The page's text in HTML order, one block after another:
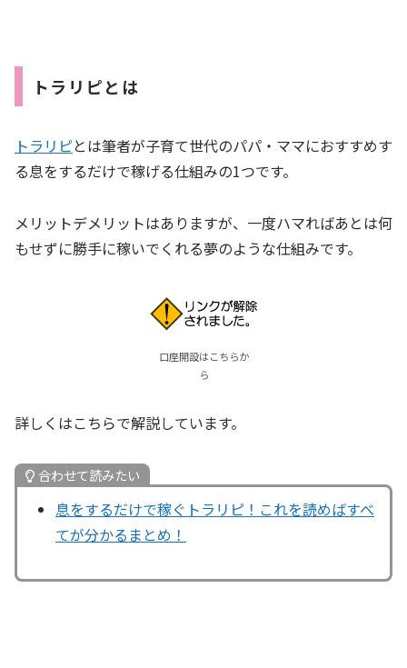
トラリピとは
トラリピとは筆者が子育て世代のパパ・ママにおすすめす
る息をするだけで稼げる仕組みの1つです。
メリットデメリットはありますが、一度ハマればあとは何
もせずに勝手に稼いでくれる夢のような仕組みです。
口座開設はこちらか
ら
詳しくはこちらで解説しています。
合わせて読みたい
息をするだけで稼ぐトラリピ！これを読めばすべ
てが分かるまとめ！